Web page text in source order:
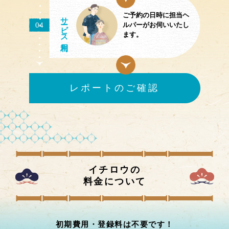
04
サ
ビス
ご予約の日時に担当ヘ
ルパーがお伺いいたし
ます。
レポートのご確認
イチロウの
料金について
初期費用・登録料は不要です！